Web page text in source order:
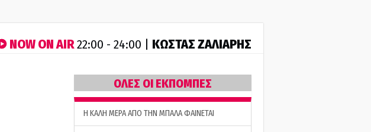
NOW ON AIR22:00 - 24:00 | ΚΩΣΤΑΣ ΖΑΛΙΑΡΗΣ
ΟΛΕΣ ΟΙ ΕΚΠΟΜΠΕΣ
H ΚΑΛΗ ΜΕΡΑ ΑΠΟ ΤΗΝ ΜΠΑΛΑ ΦΑΙΝΕΤΑΙ